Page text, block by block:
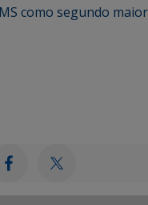
como segundo maior